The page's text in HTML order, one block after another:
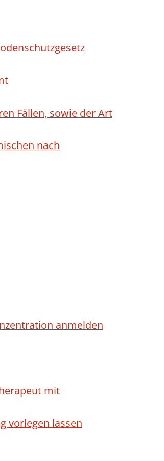
Fällen, sowie der Art
nach
anmelden
mit
vorlegen lassen